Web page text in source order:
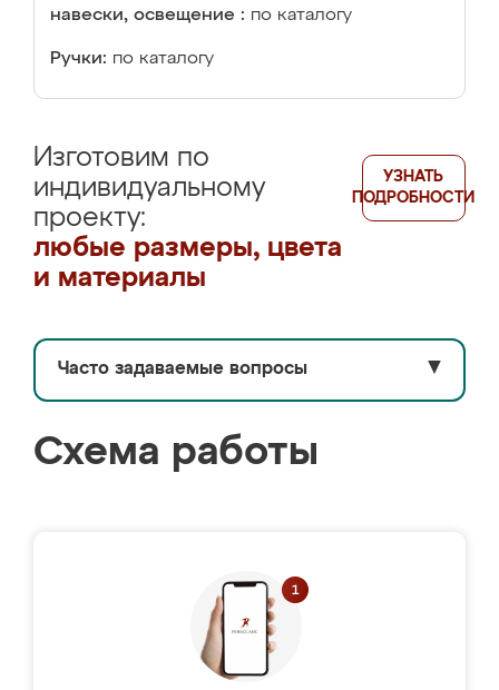
навески, освещение : по каталогу
Ручки: по каталогу
Изготовим по
индивидуальному
проекту:
любые размеры, цвета
и материалы
УЗНАТЬ
ПОДРОБНОСТИ
Часто задаваемые вопросы ▼
Схема работы